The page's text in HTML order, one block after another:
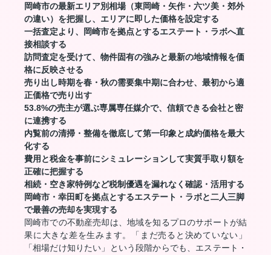
岡崎市の最新エリア別相場（東岡崎・矢作・六ツ美・郊外
の違い）を把握し、エリアに即した価格を設定する
一括査定より、岡崎市を拠点とするエステート・ラボへ直
接相談する
訪問査定を受けて、物件固有の強みと最新の地域情報を価
格に反映させる
売り出し時期を春・秋の需要集中期に合わせ、最初から適
正価格で売り出す
53.8%の売主が選ぶ専属専任媒介で、信頼できる会社と密
に連携する
内覧前の清掃・整備を徹底して第一印象と成約価格を最大
化する
費用と税金を事前にシミュレーションして実質手取り額を
正確に把握する
相続・空き家特例など税制優遇を漏れなく確認・活用する
岡崎市・幸田町を拠点とするエステート・ラボと二人三脚
で最善の売却を実現する
岡崎市での不動産売却は、地域を知るプロのサポートが結
果に大きな差を生みます。「まだ売ると決めていない」
「相場だけ知りたい」という段階からでも、エステート・